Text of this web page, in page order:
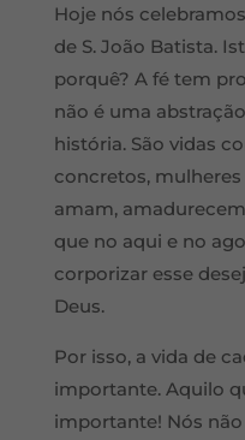
Hoje nós
de S. João Batista.
porquê? A fé tem
não é uma
história. São vidas
concretos,
amam,
que no aqui e no
corporizar esse
Deus.
Por isso, a vida de
importante. Aquilo
importante! Nós